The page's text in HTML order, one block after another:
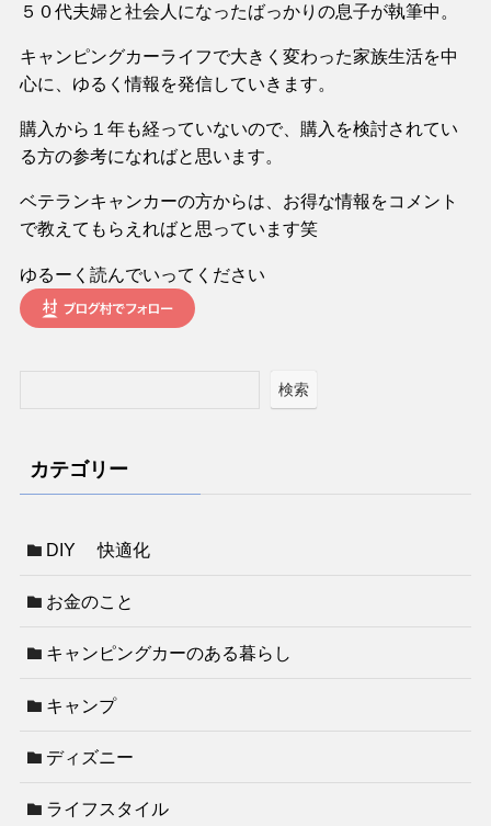
５０代夫婦と社会人になったばっかりの息子が執筆中。
キャンピングカーライフで大きく変わった家族生活を中
心に、ゆるく情報を発信していきます。
購入から１年も経っていないので、購入を検討されてい
る方の参考になればと思います。
ベテランキャンカーの方からは、お得な情報をコメント
で教えてもらえればと思っています笑
ゆるーく読んでいってください
検索
カテゴリー
DIY 快適化
お金のこと
キャンピングカーのある暮らし
キャンプ
ディズニー
ライフスタイル